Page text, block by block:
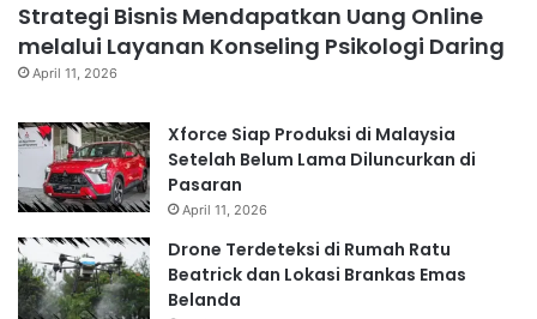
Strategi Bisnis Mendapatkan Uang Online
melalui Layanan Konseling Psikologi Daring
April 11, 2026
Xforce Siap Produksi di Malaysia
Setelah Belum Lama Diluncurkan di
Pasaran
April 11, 2026
Drone Terdeteksi di Rumah Ratu
Beatrick dan Lokasi Brankas Emas
Belanda